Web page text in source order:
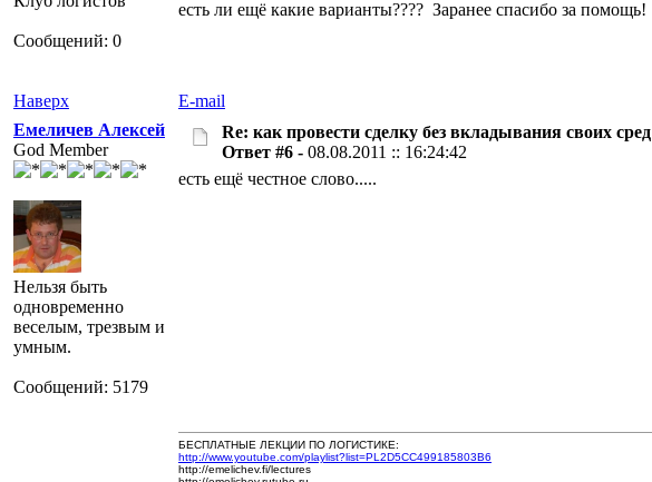
Сообщений: 0
есть ли ещё какие варианты???? Заранее спасибо за помощь!
Наверх E-mail
Емеличев Алексей
God Member
Нельзя быть
одновременно
веселым, трезвым и
умным.
Сообщений: 5179
Re: как провести сделку без вкладывания своих сред
Ответ #6 - 08.08.2011 :: 16:24:42
есть ещё честное слово.....
БЕСПЛАТНЫЕ ЛЕКЦИИ ПО ЛОГИСТИКЕ:
http://www.youtube.com/playlist?list=PL2D5CC499185803B6
http://emelichev.fi/lectures